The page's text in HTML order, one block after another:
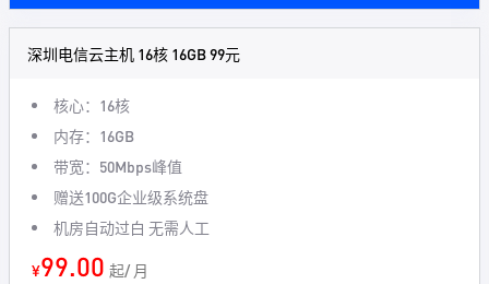
深圳电信云主机 16核 16GB 99元
核心：16核
内存：16GB
带宽：50Mbps峰值
赠送100G企业级系统盘
机房自动过白 无需人工
¥99.00 起/ 月